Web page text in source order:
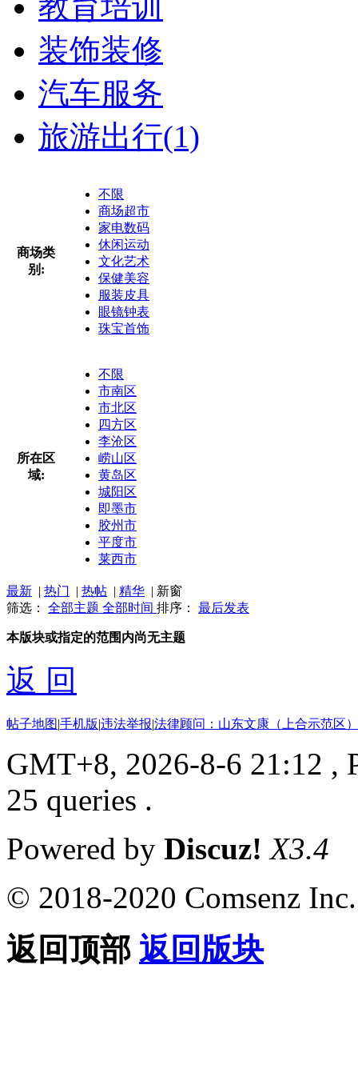
装饰装修
汽车服务
旅游出行(1)
商场类
别:
不限
商场超市
家电数码
休闲运动
文化艺术
保健美容
服装皮具
眼镜钟表
珠宝首饰
所在区
域:
不限
市南区
市北区
四方区
李沧区
崂山区
黄岛区
城阳区
即墨市
胶州市
平度市
莱西市
最新 | 热门 | 热帖 | 精华 | 新窗
筛选： 全部主题 全部时间 排序： 最后发表
本版块或指定的范围内尚无主题
返 回
帖子地图|手机版|违法举报|法律顾问：山东文康（上合示范区
GMT+8, 2026-8-6 21:12 ,
25 queries .
Powered by Discuz! X3.4
© 2018-2020 Comsenz Inc.
返回顶部 返回版块